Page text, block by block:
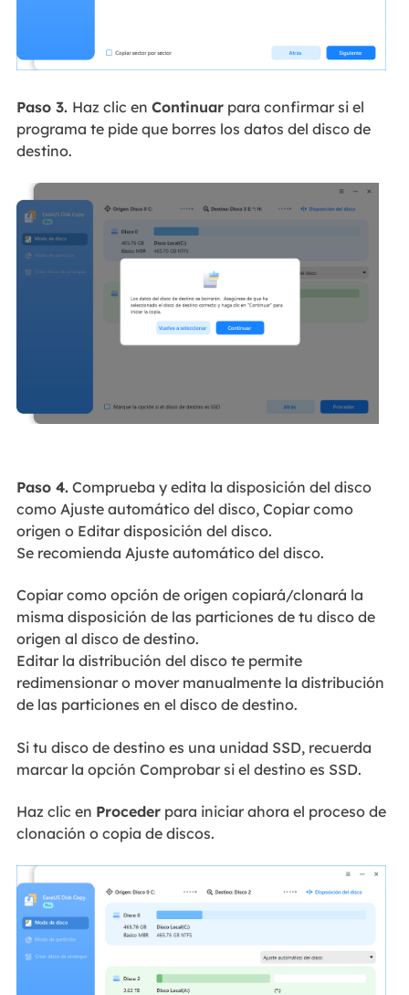
Paso 3. Haz clic en Continuarpara confirmar si el
programa te pide que borres los datos del disco de
destino.
Paso 4.Comprueba y edita la disposición del disco
como Ajuste automático del disco, Copiar como
origen o Editar disposición del disco.
Se recomienda Ajuste automático del disco.
Copiar como opción de origen copiará/clonará la
misma disposición de las particiones de tu disco de
origen al disco de destino.
Editar la distribución del disco te permite
redimensionar o mover manualmente la distribución
de las particiones en el disco de destino.
Si tu disco de destino es una unidad SSD, recuerda
marcar la opción Comprobar si el destino es SSD.
Haz clic en Procederpara iniciar ahora el proceso de
clonación o copia de discos.